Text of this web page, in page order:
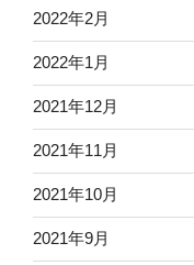
2022年2月
2022年1月
2021年12月
2021年11月
2021年10月
2021年9月